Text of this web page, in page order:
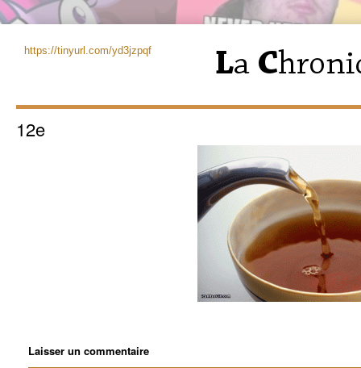
https://tinyurl.com/yd3jzpqf
12e
Laisser un commentaire